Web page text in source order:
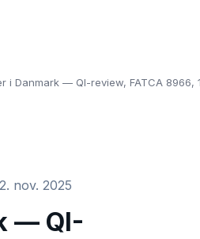
i Danmark — QI-review, FATCA 8966,
nov. 2025
— QI-